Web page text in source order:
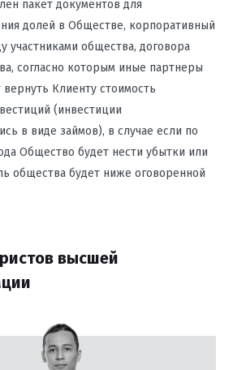
пакет документов для
долей в Обществе, корпоративный
участниками общества, договора
согласно которым иные партнеры
Клиенту стоимость
(инвестиции
в виде займов), в случае если по
Общество будет нести убытки или
общества будет ниже оговоренной
высшей